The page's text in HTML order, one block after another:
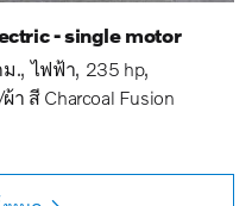
- single motor
ม. ไฟฟ้า 235 hp
า สี Charcoal Fusion